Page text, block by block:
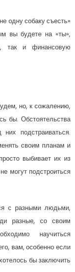
одну собаку съесть»
вы будете на «ты»,
так и финансовую
но, к сожалению,
бы. Обстоятельства
подстраиваться.
своим планам и
выбивает их из
могут подстроиться
с разными людьми,
разные, со своим
научиться
вам, особенно если
бы заключить